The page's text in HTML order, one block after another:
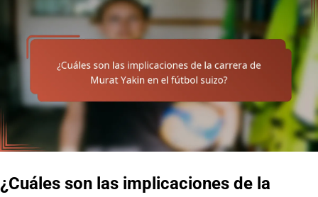
¿Cuáles son las implicaciones de la